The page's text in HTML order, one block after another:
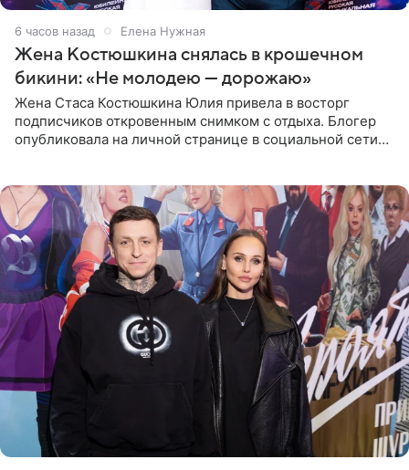
6 часов назад Елена Нужная
Жена Костюшкина снялась в крошечном
бикини: «Не молодею — дорожаю»
Жена Стаса Костюшкина Юлия привела в восторг
подписчиков откровенным снимком с отдыха. Блогер
опубликовала на личной странице в социальной сети